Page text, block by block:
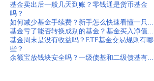
基金卖出后一般几天到账？零钱通是货币基金
吗？
如何减少基金手续费？新手怎么快速看懂一只...
基金亏了能否转换成别的基金？基金买入净值...
基金周末是没有收益吗？ETF基金交易规则有哪
些？
余额宝放钱块安全吗？一级债基和二级债基有...